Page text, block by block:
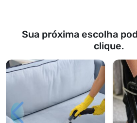
Sua próxima escolha
clique.